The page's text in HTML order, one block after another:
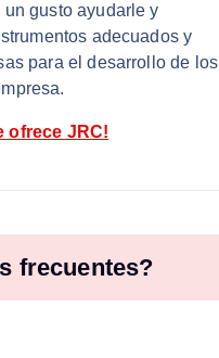
un gusto ayudarle y
adecuados y
para el desarrollo de los
ofrece JRC!
frecuentes?